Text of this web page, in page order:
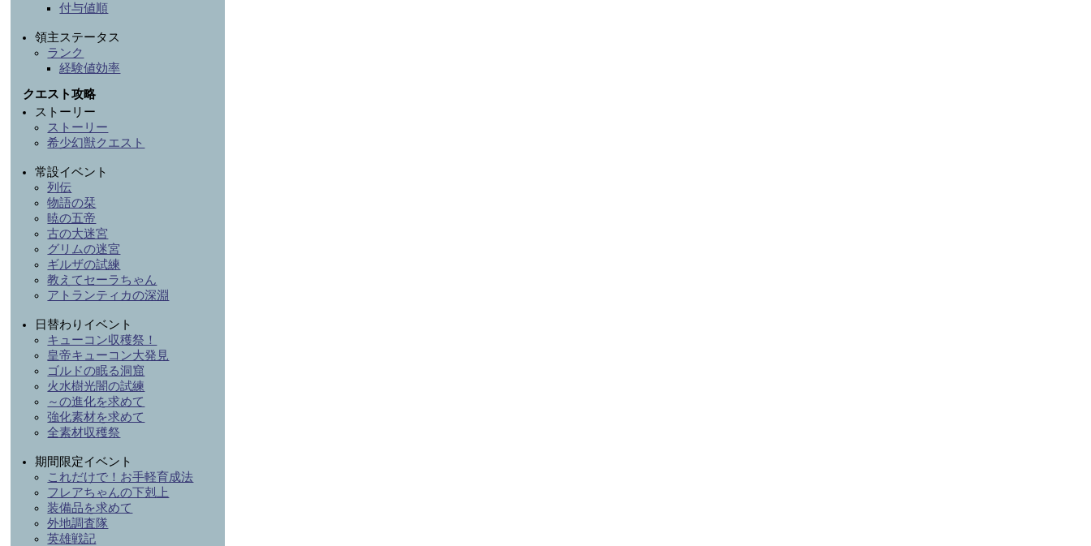
付与値順
領主ステータス
ランク
経験値効率
クエスト攻略
ストーリー
ストーリー
希少幻獣クエスト
常設イベント
列伝
物語の栞
暁の五帝
古の大迷宮
グリムの迷宮
ギルザの試練
教えてセーラちゃん
アトランティカの深淵
日替わりイベント
キューコン収穫祭！
皇帝キューコン大発見
ゴルドの眠る洞窟
火水樹光闇の試練
～の進化を求めて
強化素材を求めて
全素材収穫祭
期間限定イベント
これだけで！お手軽育成法
フレアちゃんの下剋上
装備品を求めて
外地調査隊
英雄戦記